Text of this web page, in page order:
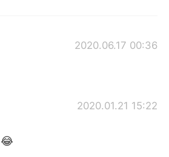
2020.06.17 00:36
2020.01.21 15:22